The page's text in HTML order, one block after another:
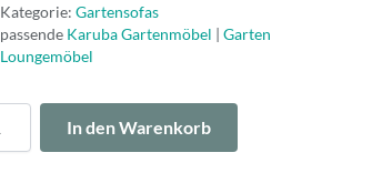
Kategorie: Gartensofas
passende Karuba Gartenmöbel | Garten
Loungemöbel
In den Warenkorb